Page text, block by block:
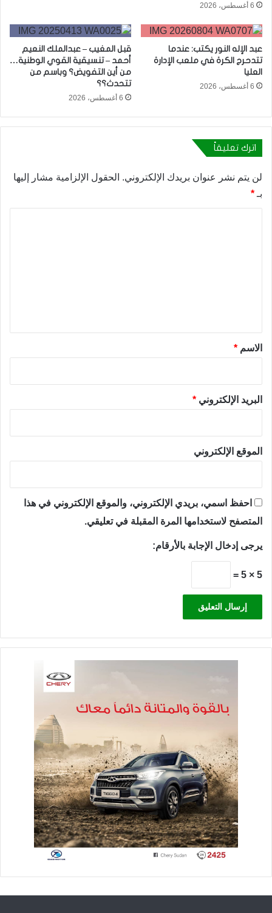
6 أغسطس، 2026
عبد الإله النور يكتب: عندما
تتدحرج الكرة في ملعب الإدارة
العليا
6 أغسطس، 2026
قبل المغيب – عبدالملك النعيم
أحمد – تنسيقية القوي الوطنية…
من أين التفويض؟ وباسم من
تتحدث؟؟
6 أغسطس، 2026
اترك تعليقاً
لن يتم نشر عنوان بريدك الإلكتروني. الحقول الإلزامية مشار إليها
بـ *
*الاسم *
البريد الإلكتروني *
الموقع الإلكتروني
احفظ اسمي، بريدي الإلكتروني، والموقع الإلكتروني في هذا
المتصفح لاستخدامها المرة المقبلة في تعليقي.
يرجى إدخال الإجابة بالأرقام:
5 × 5 =